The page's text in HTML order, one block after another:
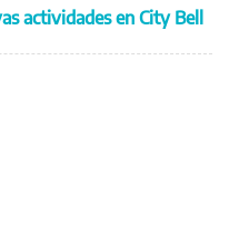
actividades en City Bell